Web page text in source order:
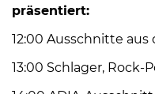
sowie
außerhalb
Öffnungszeiten
präsentiert:
12:00 Ausschnitte aus
13:00 Schlager, Rock-